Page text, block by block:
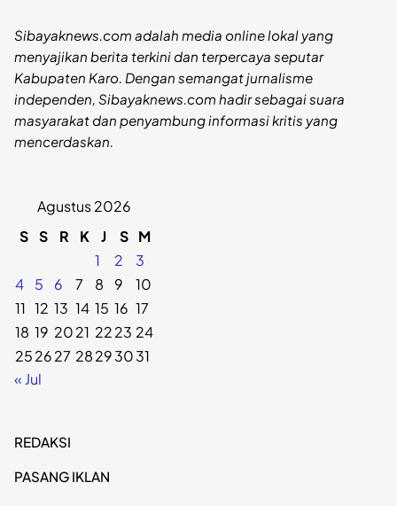
Sibayaknews.com adalah media online lokal yang
menyajikan berita terkini dan terpercaya seputar
Kabupaten Karo. Dengan semangat jurnalisme
independen, Sibayaknews.com hadir sebagai suara
masyarakat dan penyambung informasi kritis yang
mencerdaskan.
Agustus 2026
S S R K J S M
1
2
3
4
5 6 7 8 9
10
11 12 13 14 15 16 17
18 19 2021 2223 24
252627 28293031
« Jul
REDAKSI
PASANG IKLAN